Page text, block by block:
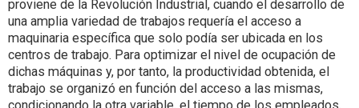
proviene de la Revolución Industrial, cuando el desarrollo de
una amplia variedad de trabajos requería el acceso a
maquinaria específica que solo podía ser ubicada en los
centros de trabajo. Para optimizar el nivel de ocupación de
dichas máquinas y, por tanto, la productividad obtenida, el
trabajo se organizó en función del acceso a las mismas,
condicionando la otra variable, el tiempo de los empleados,